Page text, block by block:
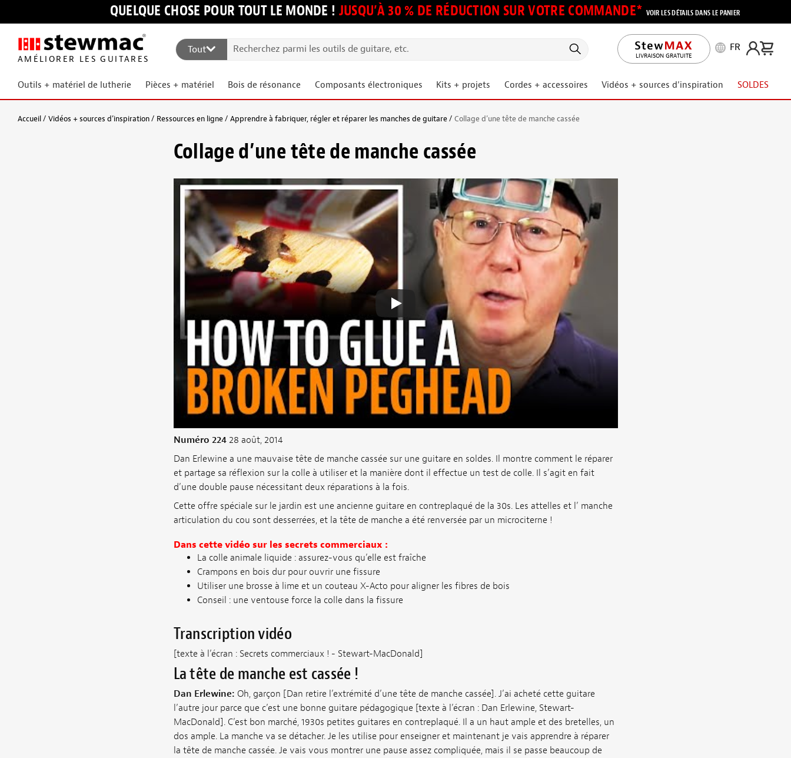
QUELQUE CHOSE POUR TOUT LE MONDE ! JUSQU’À 30 % DE RÉDUCTION SUR VOTRE COMMANDE* VOIR LES DÉTAILS DANS LE PANIER
AMÉLIORER LES GUITARES
Tout
LIVRAISON GRATUITE
FR
Outils + matériel de lutherie Pièces + matériel Bois de résonance Composants électroniques Kits + projets Cordes + accessoires Vidéos + sources d’inspiration SOLDES
Accueil Vidéos + sources d’inspiration Ressources en ligne Apprendre à fabriquer, régler et réparer les manches de guitare Collage d’une tête de manche cassée
Collage d’une tête de manche cassée
Numéro 22428 août, 2014
Dan Erlewine a une mauvaise tête de manche cassée sur une guitare en soldes. Il montre comment le réparer
et partage sa réflexion sur la colle à utiliser et la manière dont il effectue un test de colle. Il s’agit en fait
d’une double pause nécessitant deux réparations à la fois.
Cette offre spéciale sur le jardin est une ancienne guitare en contreplaqué de la 30s. Les attelles et l’ manche
articulation du cou sont desserrées, et la tête de manche a été renversée par un microciterne !
Dans cette vidéo sur les secrets commerciaux :
La colle animale liquide : assurez-vous qu’elle est fraîche
Crampons en bois dur pour ouvrir une fissure
Utiliser une brosse à lime et un couteau X-Acto pour aligner les fibres de bois
Conseil :une ventouse force la colle dans la fissure
Transcription vidéo
[texte à l’écran : Secrets commerciaux ! - Stewart-MacDonald]
La tête de manche est cassée !
Dan Erlewine: Oh, garçon [Dan retire l’extrémité d’une tête de manche cassée]. J’ai acheté cette guitare
l’autre jour parce que c’est une bonne guitare pédagogique [texte à l’écran : Dan Erlewine, Stewart-
MacDonald]. C’est bon marché, 1930s petites guitares en contreplaqué. Il a un haut ample et des bretelles, un
dos ample. La manche va se détacher. Je les utilise pour enseigner et maintenant je vais apprendre à réparer
la tête de manche cassée. Je vais vous montrer une pause assez compliquée, mais il se passe beaucoup de